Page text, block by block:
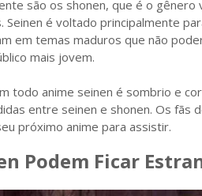
são os shonen, que é o gênero
é voltado principalmente
em temas maduros que não
mais jovem.
todo anime seinen é sombrio e
entre seinen e shonen. Os fãs
próximo anime para assistir.
Podem Ficar